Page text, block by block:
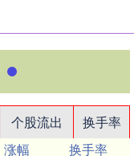
个股流出
换手率
涨幅 换手率